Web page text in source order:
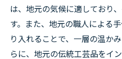
は、地元の気候に適しており
す。また、地元の職人による
り入れることで、一層の温か
らに、地元の伝統工芸品をイ